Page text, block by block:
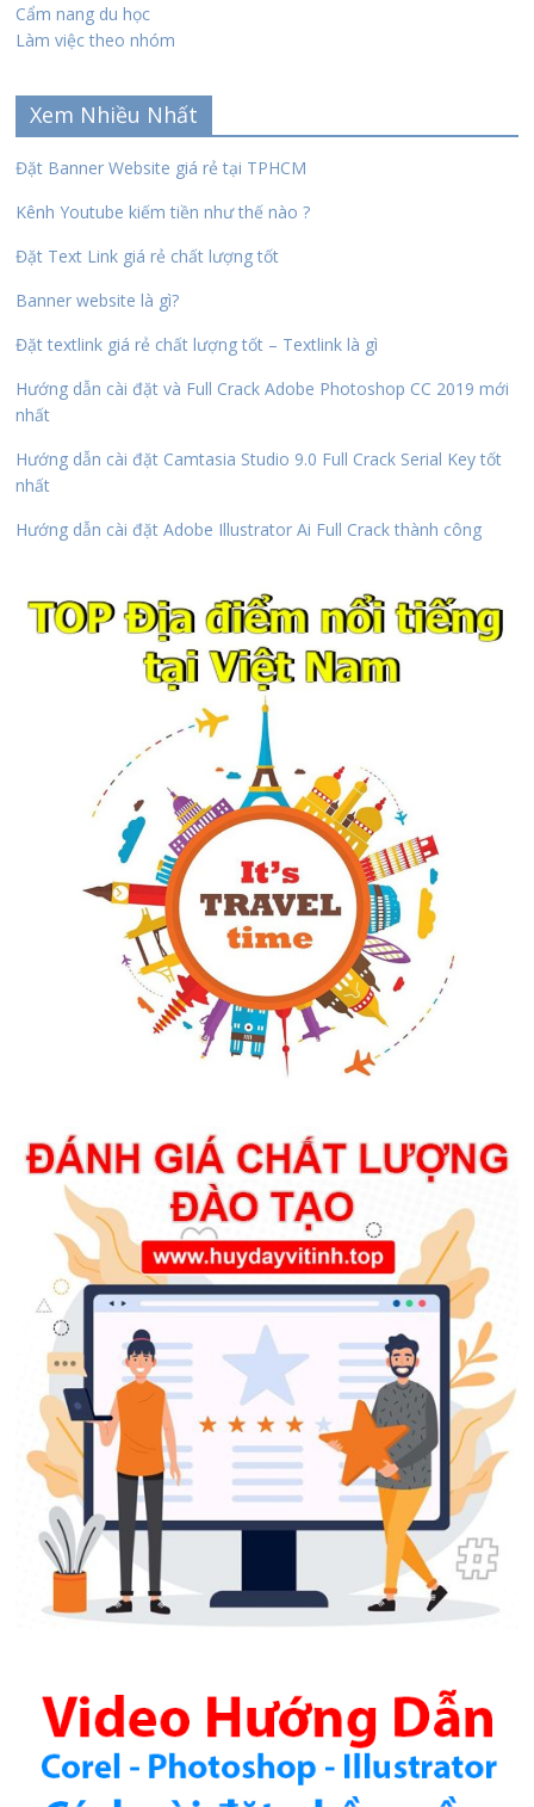
Cẩm nang du học
Làm việc theo nhóm
Xem Nhiều Nhất
Đặt Banner Website giá rẻ tại TPHCM
Kênh Youtube kiếm tiền như thế nào ?
Đặt Text Link giá rẻ chất lượng tốt
Banner website là gì?
Đặt textlink giá rẻ chất lượng tốt – Textlink là gì
Hướng dẫn cài đặt và Full Crack Adobe Photoshop CC 2019 mới
nhất
Hướng dẫn cài đặt Camtasia Studio 9.0 Full Crack Serial Key tốt
nhất
Hướng dẫn cài đặt Adobe Illustrator Ai Full Crack thành công